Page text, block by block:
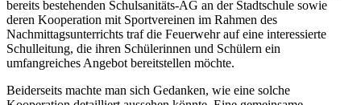
bereits bestehenden Schulsanitäts-AG an der Stadtschule sowie
deren Kooperation mit Sportvereinen im Rahmen des
Nachmittagsunterrichts traf die Feuerwehr auf eine interessierte
Schulleitung, die ihren Schülerinnen und Schülern ein
umfangreiches Angebot bereitstellen möchte.
Beiderseits machte man sich Gedanken, wie eine solche